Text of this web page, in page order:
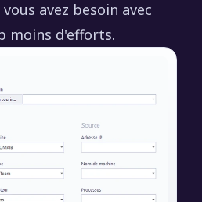
avez besoin avec
moins d'efforts.